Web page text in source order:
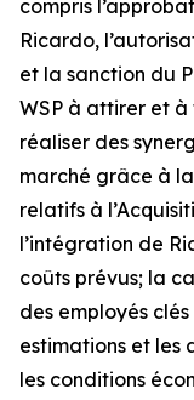
compris
Ricardo,
et la sanction du
WSP à attirer et
réaliser des
marché grâce à
relatifs à
l’intégration de
coûts prévus; la
des employés
estimations et les
les conditions